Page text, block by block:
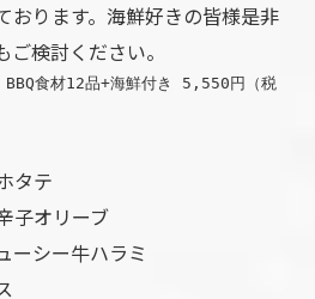
おります。海鮮好きの皆様是非
検討ください。
食材12品+海鮮付き 5,550円（税
タテ
子オリーブ
ーシー牛ハラミ